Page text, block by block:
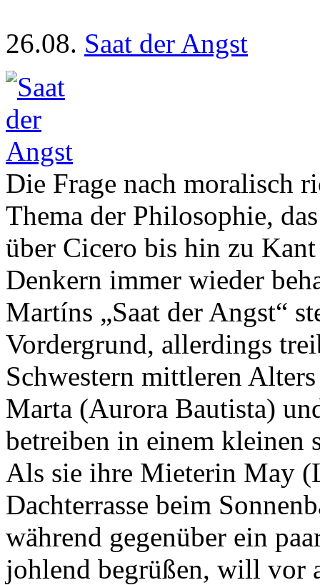
26.08. Saat der Angst
Die Frage nach moralisch
Thema der Philosophie,
über Cicero bis hin zu
Denkern immer wieder
Martíns „Saat der Angst“
Vordergrund, allerdings
Schwestern mittleren
Marta (Aurora Bautista)
betreiben in einem kleinen
Als sie ihre Mieterin May
Dachterrasse beim
während gegenüber ein
johlend begrüßen, will vor